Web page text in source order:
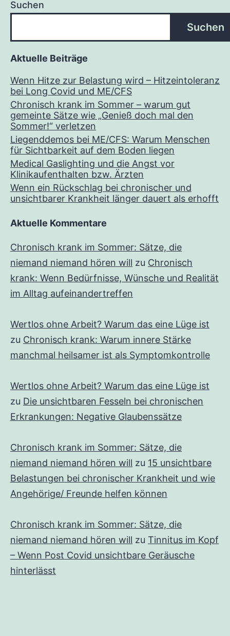
Suchen
Suchen
Aktuelle Beiträge
Wenn Hitze zur Belastung wird – Hitzeintoleranz
bei Long Covid und ME/CFS
Chronisch krank im Sommer – warum gut
gemeinte Sätze wie „Genieß doch mal den
Sommer!“ verletzen
Liegenddemos bei ME/CFS: Warum Menschen
für Sichtbarkeit auf dem Boden liegen
Medical Gaslighting und die Angst vor
Klinikaufenthalten bzw. Ärzten
Wenn ein Rückschlag bei chronischer und
unsichtbarer Krankheit länger dauert als erhofft
Aktuelle Kommentare
Chronisch krank im Sommer: Sätze, die
niemand niemand hören will zu Chronisch
krank: Wenn Bedürfnisse, Wünsche und Realität
im Alltag aufeinandertreffen
Wertlos ohne Arbeit? Warum das eine Lüge ist
zu Chronisch krank: Warum innere Stärke
manchmal heilsamer ist als Symptomkontrolle
Wertlos ohne Arbeit? Warum das eine Lüge ist
zu Die unsichtbaren Fesseln bei chronischen
Erkrankungen: Negative Glaubenssätze
Chronisch krank im Sommer: Sätze, die
niemand niemand hören will zu 15 unsichtbare
Belastungen bei chronischer Krankheit und wie
Angehörige/ Freunde helfen können
Chronisch krank im Sommer: Sätze, die
niemand niemand hören will zu Tinnitus im Kopf
– Wenn Post Covid unsichtbare Geräusche
hinterlässt